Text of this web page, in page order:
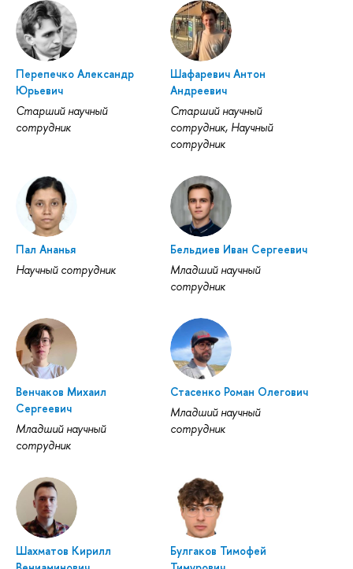
Перепечко Александр
Юрьевич
Старший научный
сотрудник
Шафаревич Антон
Андреевич
Старший научный
сотрудник, Научный
сотрудник
Пал Ананья
Научный сотрудник
Бельдиев Иван Сергеевич
Младший научный
сотрудник
Венчаков Михаил
Сергеевич
Младший научный
сотрудник
Стасенко Роман Олегович
Младший научный
сотрудник
Шахматов Кирилл
Булгаков Тимофей